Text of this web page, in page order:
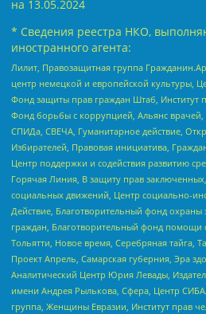
на 13.05.2024
* Сведения реестра НКО,
иностранного агента:
Лилит, Правозащитная группа
центр немецкой и европейской культуры,
Фонд защиты прав граждан Штаб, Институт
Фонд борьбы с коррупцией, Альянс
СПИДа, СВЕЧА, Гуманитарное действие,
Избирателей, Правовая инициатива,
Центр поддержки и содействия развитию
Горячая Линия, В защиту прав
социальных движений, Центр социально-
Действие, Благотворительный фонд
граждан, Благотворительный фонд
Тольятти, Новое время, Серебряная тайга,
Проект Апрель, Самарская губерния, Эра
Аналитический Центр Юрия Левады,
имени Андрея Рылькова, Сфера, Центр
группа, Женщины Евразии, Институт прав